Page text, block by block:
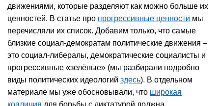
движениями, которые разделяют как можно больше их
ценностей. В статье про прогрессивные ценности мы
перечисляли их список. Добавим только, что самые
близкие социал-демократам политические движения –
это социал-либералы, демократические социалисты и
прогрессивные «зелёные» (мы разбирали подробно
виды политических идеологий здесь). В отдельном
материале мы уже обосновывали, что широкая
коалиция для борьбы с диктатурой должна